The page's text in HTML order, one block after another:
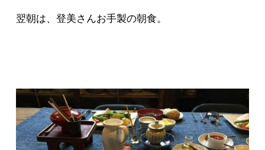
翌朝は、登美さんお手製の朝食。